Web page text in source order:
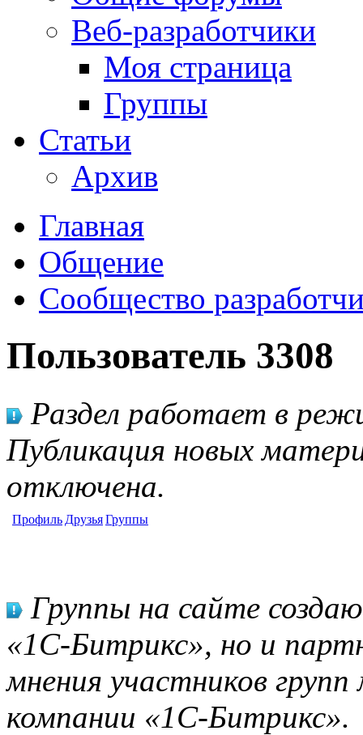
Веб-разработчики
Моя страница
Группы
Статьи
Архив
Главная
Общение
Сообщество
Пользователь 3308
Раздел работает в
Публикация новых
отключена.
Профиль ДрузьяГруппы
Группы на сайте
«1С-Битрикс», но и
мнения участников
компании «1С-Битрикс».